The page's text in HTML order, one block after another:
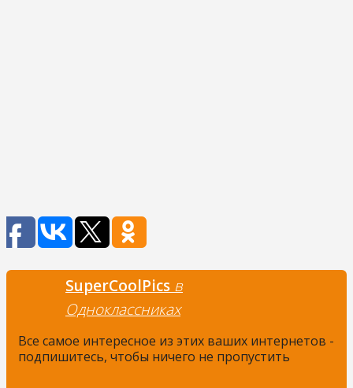
SuperCoolPics в
Одноклассниках
Все самое интересное из этих ваших интернетов -
подпишитесь, чтобы ничего не пропустить